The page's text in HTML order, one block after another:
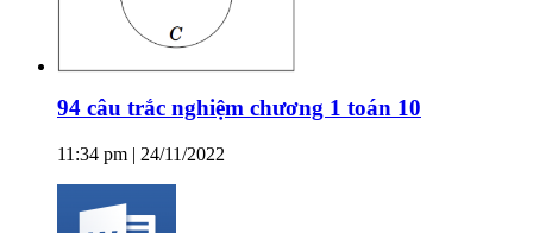
94 câu trắc nghiệm chương 1 toán 10
11:34 pm | 24/11/2022